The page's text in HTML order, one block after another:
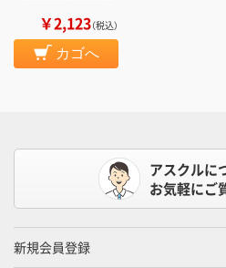
￥2,123（税込）
カゴへ
アスクルに
お気軽にご
新規会員登録